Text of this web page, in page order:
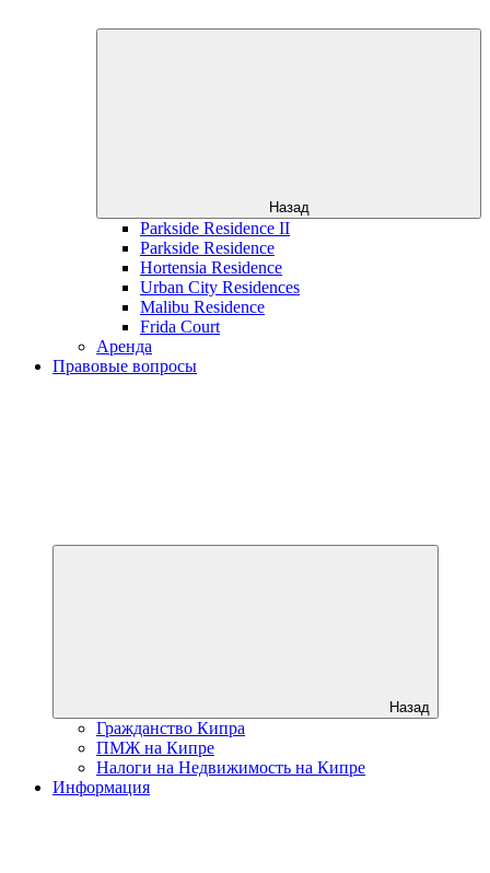
Назад
Parkside Residence II
Parkside Residence
Hortensia Residence
Urban City Residences
Malibu Residence
Frida Court
Аренда
Правовые вопросы
Назад
Гражданство Кипра
ПМЖ на Кипре
Налоги на Недвижимость на Кипре
Информация